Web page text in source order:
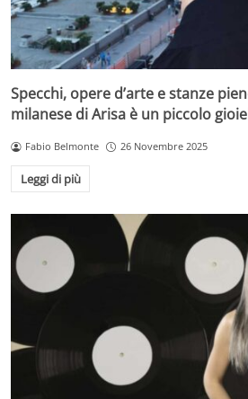
Specchi, opere d’arte e stanze
milanese di Arisa è un piccolo
Fabio Belmonte 26 Novembre 2025
Leggi di più